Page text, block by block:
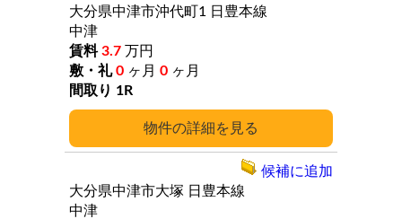
詳細
大分県中津市沖代町1
日豊本線
中津
3.7 万円
0 ヶ月 0 ヶ月
1R
大分県中津市大塚 日豊本線
中津
候補に追加